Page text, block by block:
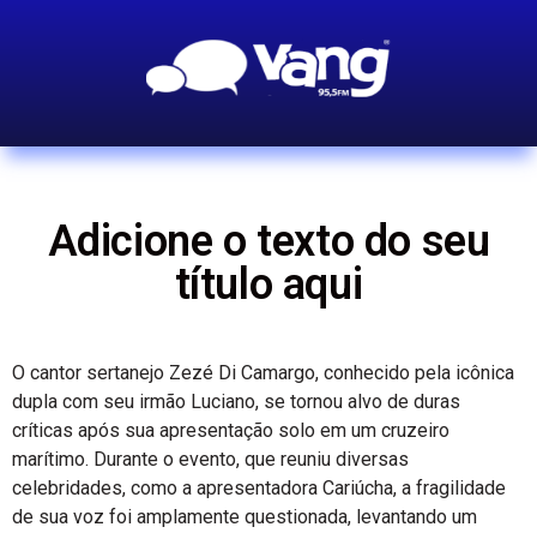
Adicione o texto do seu
título aqui
O cantor sertanejo Zezé Di Camargo, conhecido pela icônica
dupla com seu irmão Luciano, se tornou alvo de duras
críticas após sua apresentação solo em um cruzeiro
marítimo. Durante o evento, que reuniu diversas
celebridades, como a apresentadora Cariúcha, a fragilidade
de sua voz foi amplamente questionada, levantando um